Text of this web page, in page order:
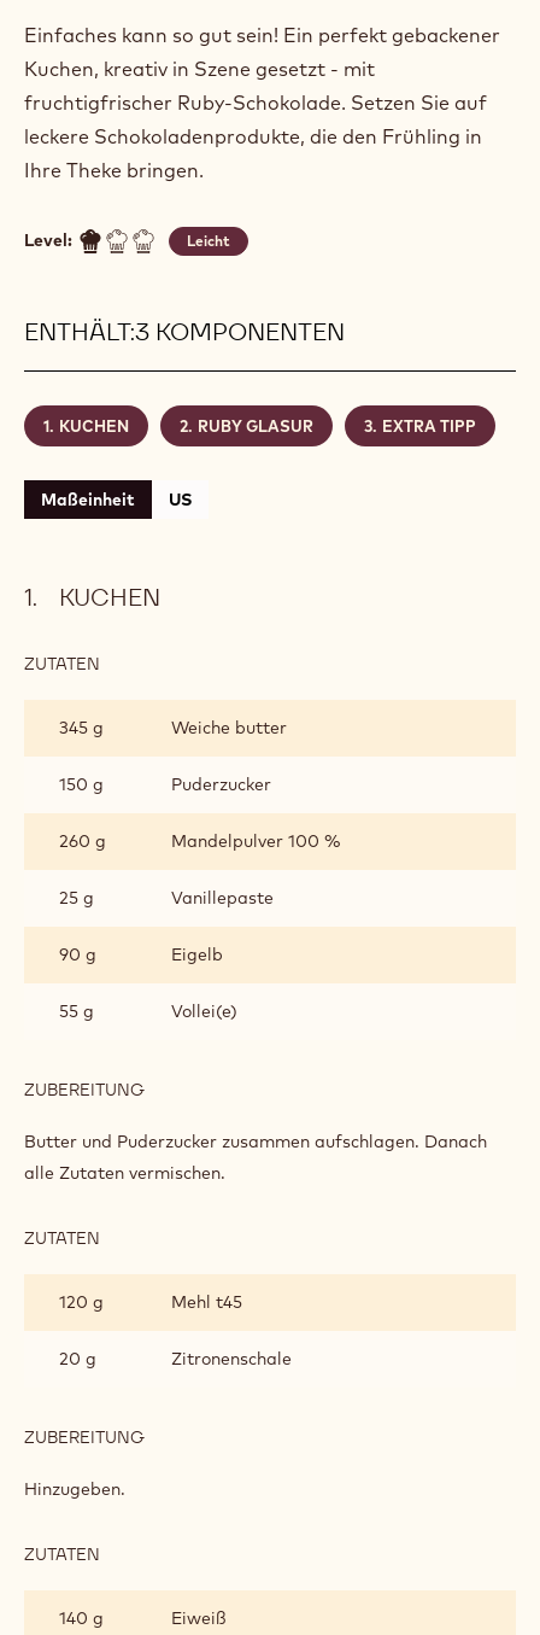
Einfaches kann so gut sein! Ein perfekt gebackener
Kuchen, kreativ in Szene gesetzt - mit
fruchtigfrischer Ruby-Schokolade. Setzen Sie auf
leckere Schokoladenprodukte, die den Frühling in
Ihre Theke bringen.
Level: Leicht
ENTHÄLT:3 KOMPONENTEN
KUCHEN RUBY GLASUR EXTRA TIPP
Maßeinheit US
KUCHEN
ZUTATEN
345 g
Weiche butter
150 g Puderzucker
260 g Mandelpulver 100 %
25 g Vanillepaste
90 g Eigelb
55 g Vollei(e)
ZUBEREITUNG
Butter und Puderzucker zusammen aufschlagen. Danach
alle Zutaten vermischen.
ZUTATEN
120 g
Mehl t45
20 g Zitronenschale
ZUBEREITUNG
Hinzugeben.
ZUTATEN
140 g
Eiweiß